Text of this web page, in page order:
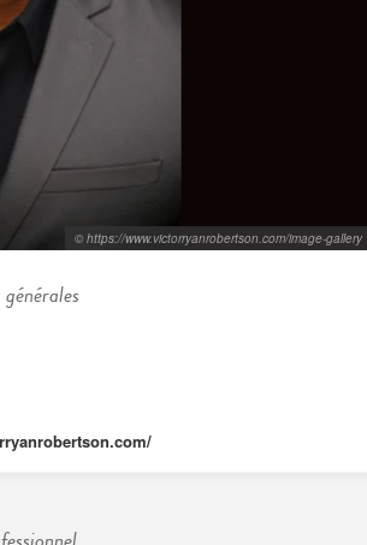
© https://www.victorryanrobertson.com/image-gallery